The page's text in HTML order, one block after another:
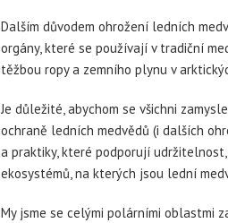
Dalším důvodem ohrožení ledních
orgány, které se používají v tradiční
těžbou ropy a zemního plynu v
Je důležité, abychom se všichni
ochraně ledních medvědů (i dalších
a praktiky, které podporují
ekosystémů, na kterých jsou lední
My jsme se celými polárními oblastmi